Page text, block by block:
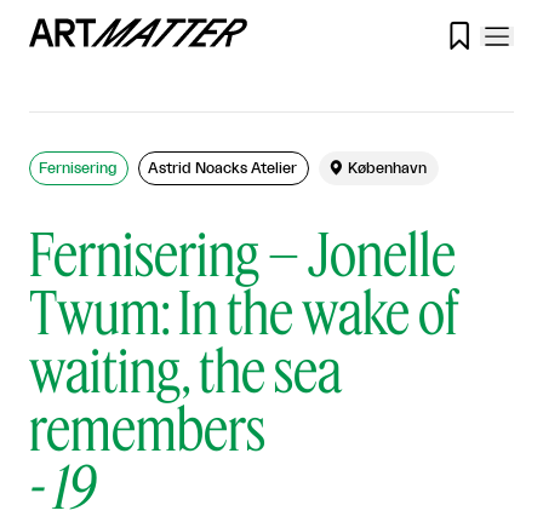

Fernisering – Jonelle
Twum: In the wake of
waiting, the sea
remembers
-19
Fernisering Astrid Noacks Atelier  København